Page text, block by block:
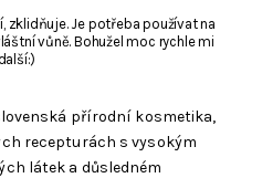
zklidňuje. Je potřeba používat na
vůně. Bohužel moc rychle mi
přírodní kosmetika,
recepturách s vysokým
látek a důsledném